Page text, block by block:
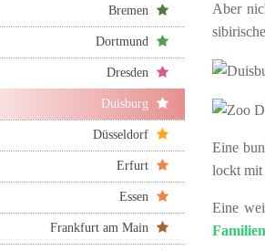
Bremen
Dortmund
Dresden
Duisburg
Düsseldorf
Erfurt
Essen
Frankfurt am Main
Aber
Eine
lockt mit
Eine